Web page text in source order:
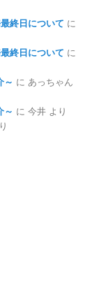
終日について に
終日について に
～ に あっちゃん
～ に今井 より